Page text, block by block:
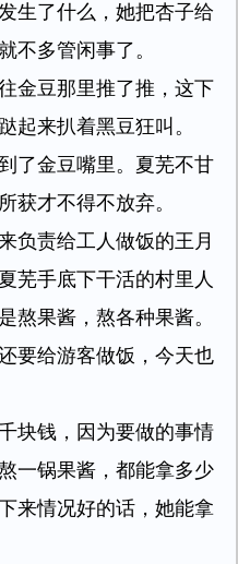
生了什么，她把杏子给
不多管闲事了。
金豆那里推了推，这下
起来扒着黑豆狂叫。
了金豆嘴里。夏芜不甘
获才不得不放弃。
负责给工人做饭的王月
芜手底下干活的村里人
熬果酱，熬各种果酱。
要给游客做饭，今天也
块钱，因为要做的事情
一锅果酱，都能拿多少
来情况好的话，她能拿